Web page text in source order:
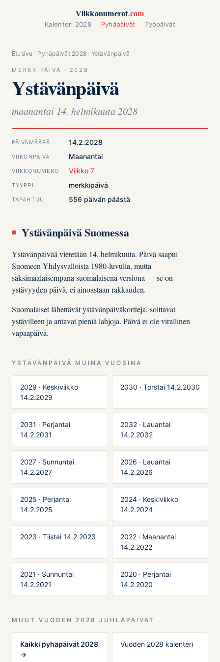
Viikkonumerot.com
Kalenteri 2028 Pyhäpäivät Työpäivät
Etusivu · Pyhäpäivät 2028 · Ystävänpäivä
MERKKIPÄIVÄ · 2028
Ystävänpäivä
maanantai 14. helmikuuta 2028
PÄIVÄMÄÄRÄ 14.2.2028
VIIKONPÄIVÄ Maanantai
VIIKKONUMERO Viikko 7
TYYPPI merkkipäivä
TAPAHTUU 556 päivän päästä
Ystävänpäivä Suomessa
Ystävänpäivää vietetään 14. helmikuuta. Päivä saapui
Suomeen Yhdysvalloista 1980-luvulla, mutta
saksimaalaisempana suomalaisena versiona — se on
ystävyyden päivä, ei ainoastaan rakkauden.
Suomalaiset lähettävät ystävänpäiväkortteja, soittavat
ystävilleen ja antavat pieniä lahjoja. Päivä ei ole virallinen
vapaapäivä.
YSTÄVÄNPÄIVÄ MUINA VUOSINA
2029 · Keskiviikko
14.2.2029
2030 · Torstai 14.2.2030
2031 · Perjantai
14.2.2031
2032 · Lauantai
14.2.2032
2027 · Sunnuntai
14.2.2027
2026 · Lauantai
14.2.2026
2025 · Perjantai
14.2.2025
2024 · Keskiviikko
14.2.2024
2023 · Tiistai 14.2.2023
2022 · Maanantai
14.2.2022
2021 · Sunnuntai
14.2.2021
2020 · Perjantai
14.2.2020
MUUT VUODEN 2028 JUHLAPÄIVÄT
Kaikki pyhäpäivät 2028
→
Vuoden 2028 kalenteri